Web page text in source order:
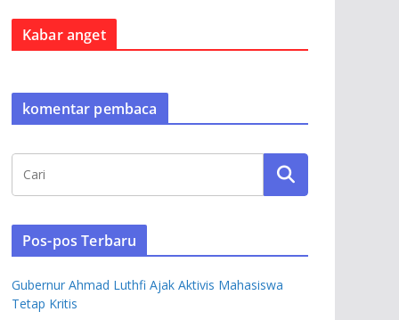
Kabar anget
komentar pembaca
Pos-pos Terbaru
Gubernur Ahmad Luthfi Ajak Aktivis Mahasiswa
Tetap Kritis